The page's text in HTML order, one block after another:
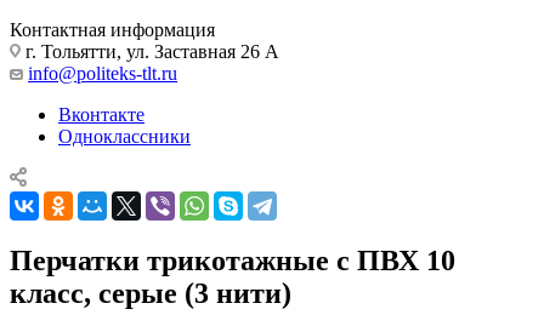
Контактная информация
г. Тольятти, ул. Заставная 26 А
info@politeks-tlt.ru
Вконтакте
Одноклассники
Перчатки трикотажные с ПВХ 10
класс, серые (3 нити)